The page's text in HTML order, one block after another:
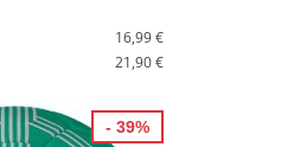
16,99 €
21,90 €
- 39%